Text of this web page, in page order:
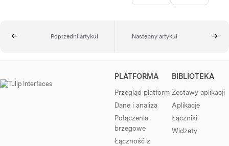
Poprzedni artykuł Następny artykuł
PLATFORMA
Przegląd platform
Dane i analiza
Połączenia
brzegowe
Łączność z
BIBLIOTEKA
Zestawy aplikacji
Aplikacje
Łączniki
Widżety